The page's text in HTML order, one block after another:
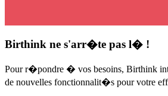
Birthink ne s'arr�te pas l� !
Pour r�pondre � vos besoins, Birthink
de nouvelles fonctionnalit�s pour votre